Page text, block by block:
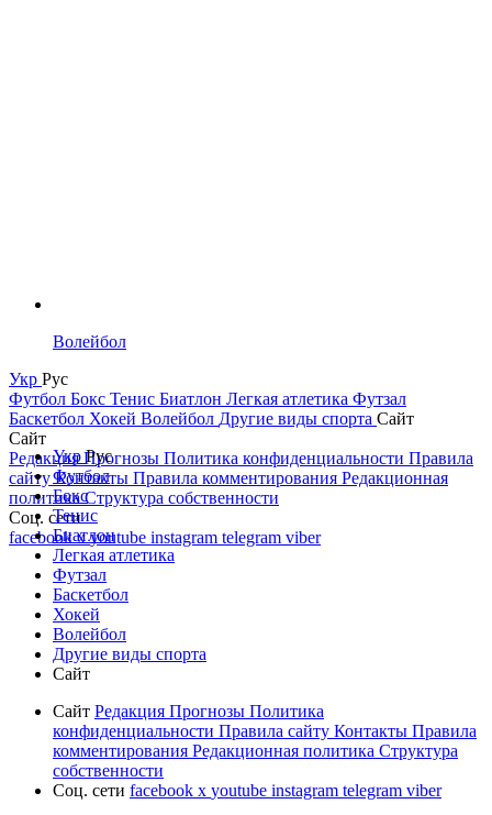
Волейбол
Укр Рус
Футбол Бокс Тенис Биатлон Легкая атлетика Футзал
Баскетбол Хокей Волейбол Другие виды спорта Сайт
Сайт
РедакцияПрогнозы Политика конфиденциальности Правила
сайтуКонтакты Правила комментирования Редакционная
политикаСтруктура собственности
Соц. сети
facebookxyoutube instagram telegram viber
УкрРус
Футбол
Бокс
Тенис
Биатлон
Легкая атлетика
Футзал
Баскетбол
Хокей
Волейбол
Другие виды спорта
Сайт
Сайт Редакция Прогнозы Политика
конфиденциальности Правила сайту Контакты Правила
комментирования Редакционная политика Структура
собственности
Соц. сети facebook x youtube instagram telegram viber